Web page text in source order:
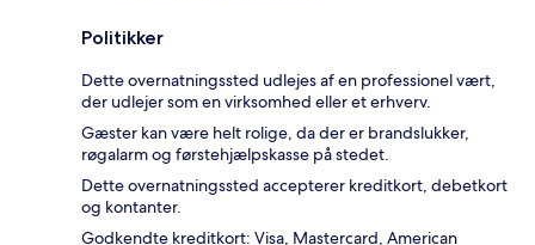
Politikker
Dette overnatningssted udlejes af en professionel vært,
der udlejer som en virksomhed eller et erhverv.
Gæster kan være helt rolige, da der er brandslukker,
røgalarm og førstehjælpskasse på stedet.
Dette overnatningssted accepterer kreditkort, debetkort
og kontanter.
Godkendte kreditkort: Visa, Mastercard, American